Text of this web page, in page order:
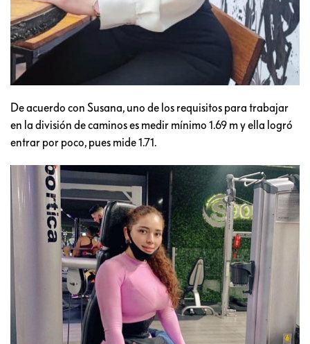
De acuerdo con Susana, uno de los requisitos para trabajar
en la división de caminos es medir mínimo 1.69 m y ella logró
entrar por poco, pues mide 1.71.